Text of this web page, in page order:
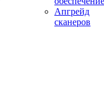
Апгрейд
сканеров